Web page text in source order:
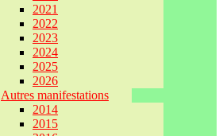
2021
2022
2023
2024
2025
2026
Autres manifestations
2014
2015